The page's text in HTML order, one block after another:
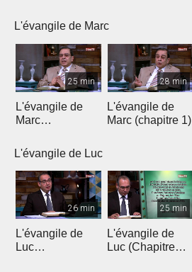
L'évangile de Marc
25 min
L'évangile de
Marc
28 min
L'évangile de
Marc (chapitre 1)
L'évangile de Luc
26 min
L'évangile de
Luc
25 min
L'évangile de
Luc (Chapitre